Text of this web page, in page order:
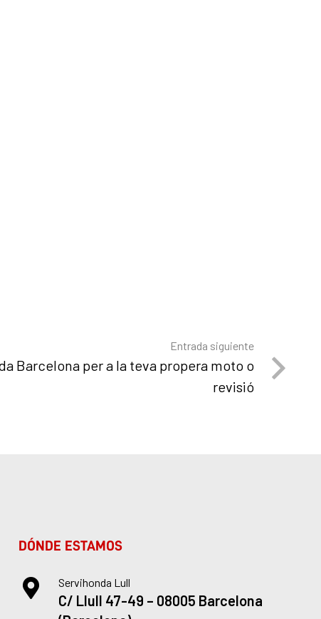
Entrada siguiente
Barcelona per a la teva propera moto o
revisió
DÓNDE ESTAMOS
Servihonda Lull
C/ Llull 47-49 – 08005 Barcelona